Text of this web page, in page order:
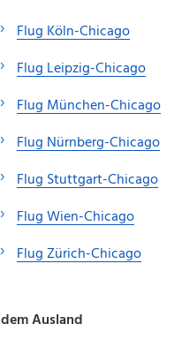
Flug Köln-Chicago
Flug Leipzig-Chicago
Flug München-Chicago
Flug Nürnberg-Chicago
Flug Stuttgart-Chicago
Flug Wien-Chicago
Flug Zürich-Chicago
Ausland